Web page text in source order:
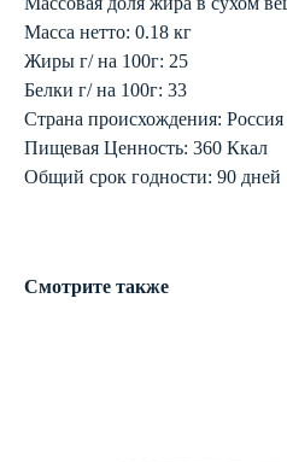
Масса нетто: 0.18 кг
Жиры г/ на 100г: 25
Белки г/ на 100г: 33
Страна происхождения:
Пищевая Ценность: 360 Ккал
Oбщий срок годности: 90 дней
Смотрите также